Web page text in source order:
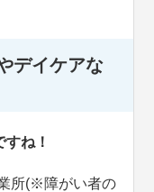
デイケアな
ね！
所(※障がい者の